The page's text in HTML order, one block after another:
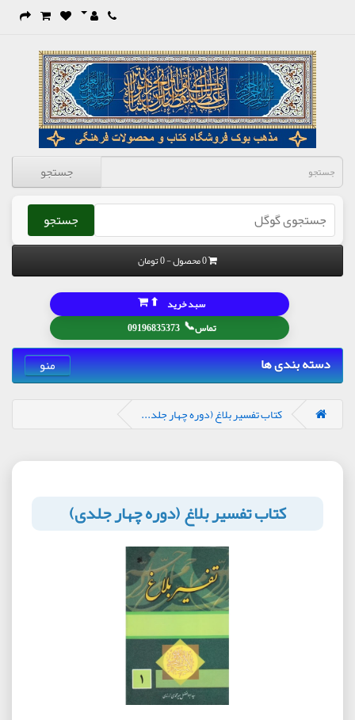
جستجو
جستجو
0 محصول - 0 تومان
تماس📞
09196835373
سبد خرید ⬆
دسته بندی ها منو
کتاب تفسیر بلاغ (دوره چهار جلد...
کتاب تفسیر بلاغ (دوره چهار جلدی)